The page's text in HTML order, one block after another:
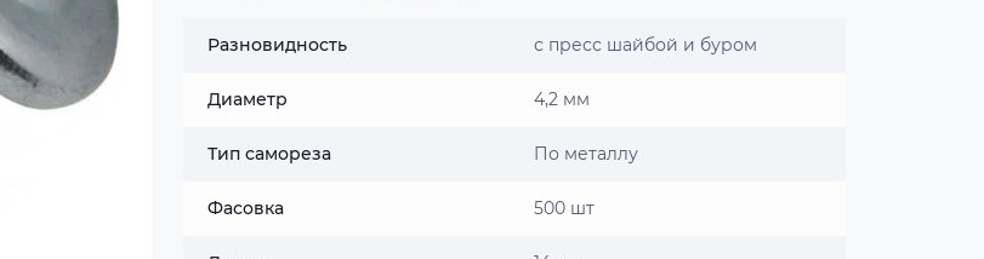
Разновидность с пресс шайбой и буром
Диаметр 4,2 мм
Тип самореза По металлу
Фасовка 500 шт